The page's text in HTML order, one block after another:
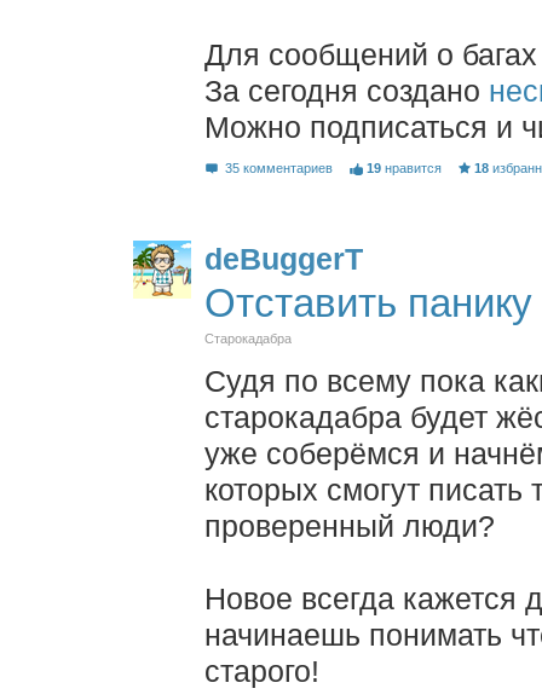
Для сообщений о
За сегодня создано
Можно подписаться и
35 комментариев 19 нравится 18
deBuggerT
Отставить панику
Старокадабра
Судя по всему пока
старокадабра будет
уже соберёмся и
которых смогут
проверенный люди?
Новое всегда кажется
начинаешь понимать
старого!